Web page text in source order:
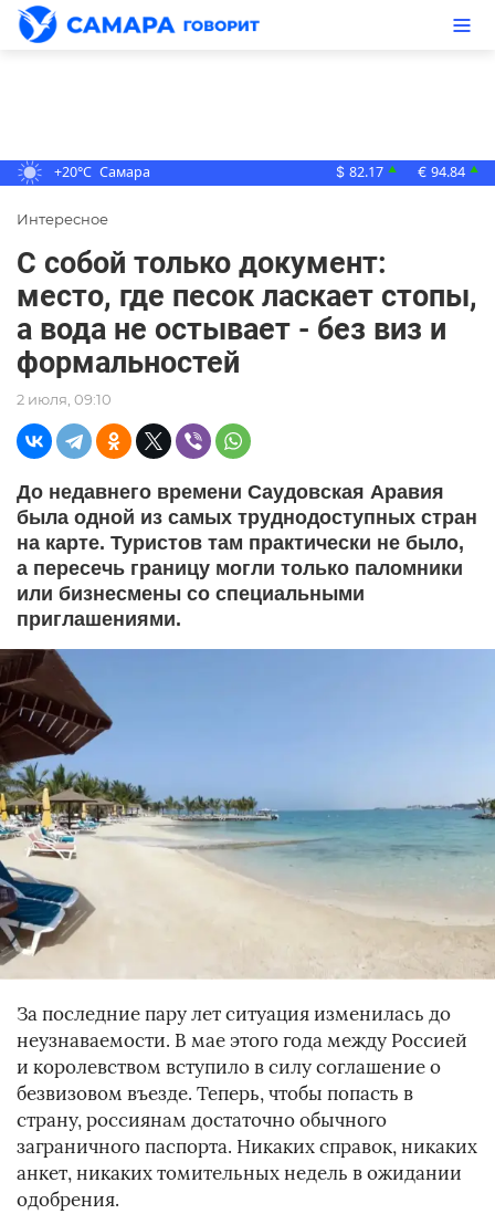
+20°C Самара $ 82.17 ▲ € 94.84 ▲
Интересное
С собой только документ:
место, где песок ласкает стопы,
а вода не остывает - без виз и
формальностей
2 июля, 09:10
До недавнего времени Саудовская Аравия
была одной из самых труднодоступных стран
на карте. Туристов там практически не было,
а пересечь границу могли только паломники
или бизнесмены со специальными
приглашениями.
За последние пару лет ситуация изменилась до
неузнаваемости. В мае этого года между Россией
и королевством вступило в силу соглашение о
безвизовом въезде. Теперь, чтобы попасть в
страну, россиянам достаточно обычного
заграничного паспорта. Никаких справок, никаких
анкет, никаких томительных недель в ожидании
одобрения.